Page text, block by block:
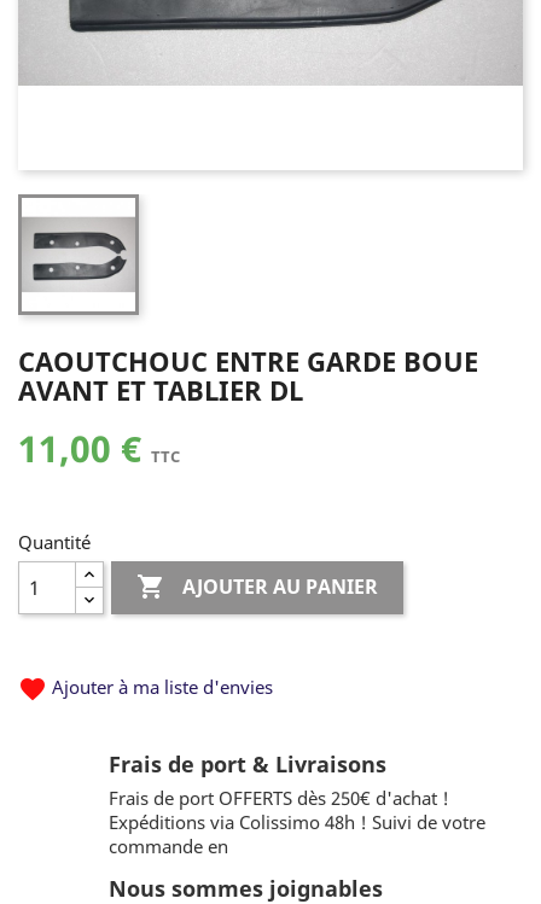
CAOUTCHOUC ENTRE GARDE BOUE
AVANT ET TABLIER DL
11,00 € TTC
Quantité
 AJOUTER AU PANIER
favorite Ajouter à ma liste d'envies
Frais de port & Livraisons
Frais de port OFFERTS dès 250€ d'achat !
Expéditions via Colissimo 48h ! Suivi de votre
commande en
Nous sommes joignables